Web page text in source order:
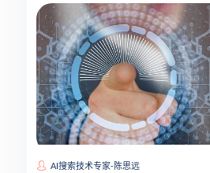
AI搜索技术专家-陈思远